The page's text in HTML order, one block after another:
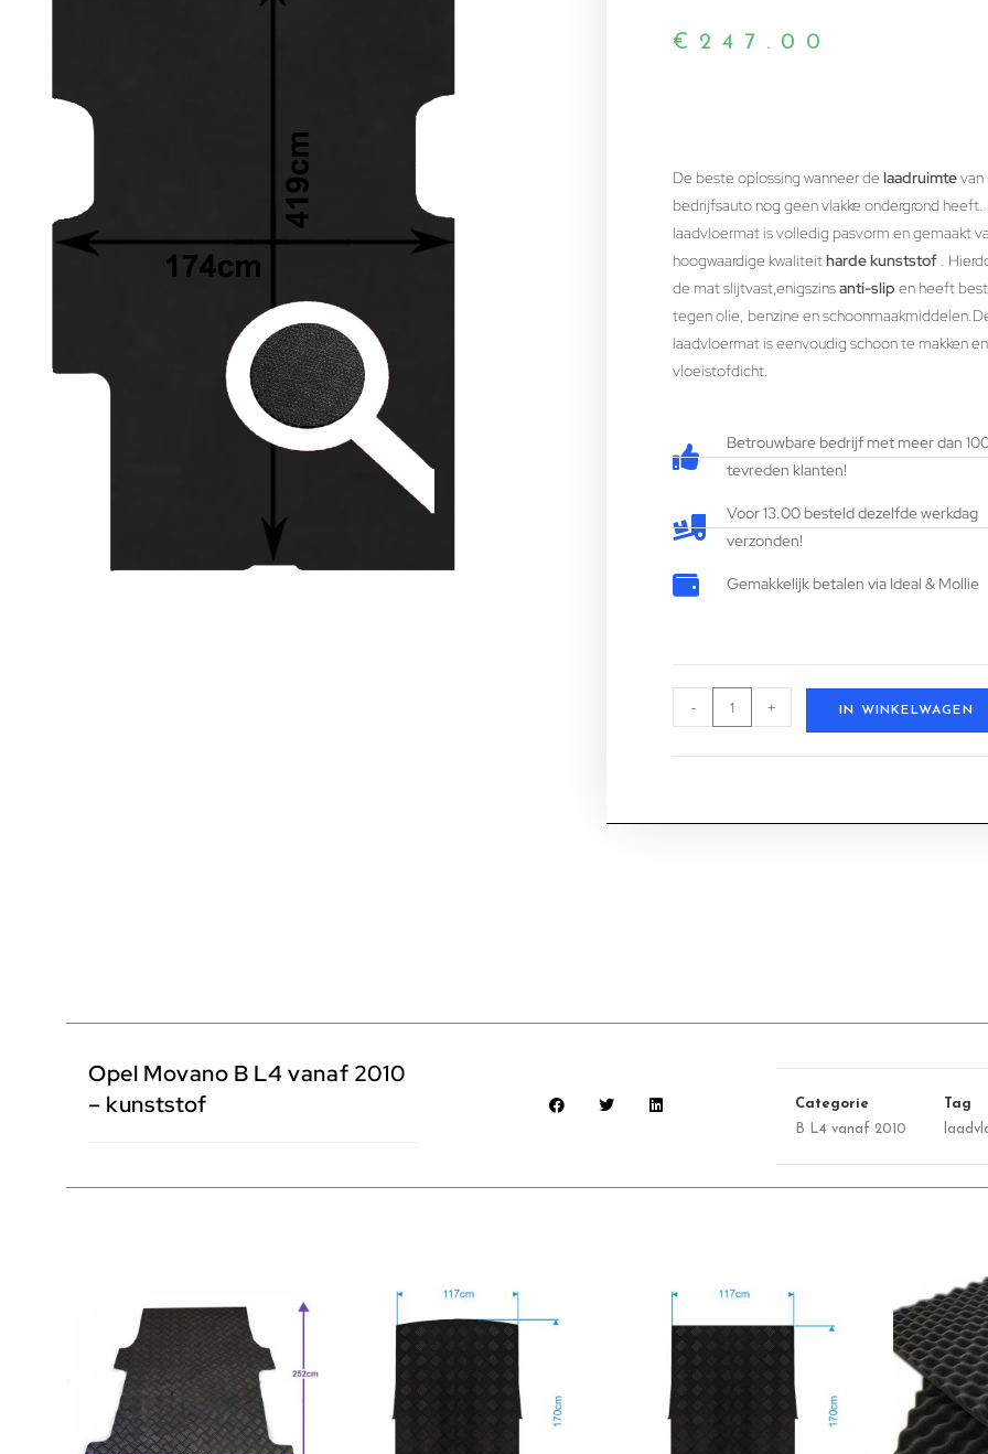
€ 247.00
De beste oplossing wanneer de laadruimtevan
bedrijfsauto nog geen vlakke ondergrond heeft.
laadvloermat is volledig pasvorm en gemaakt
hoogwaardige kwaliteitharde kunststof .
de mat slijtvast,enigszinsanti-slip en heeft
tegen olie, benzine en
laadvloermat is eenvoudig schoon te makken
vloeistofdicht.
Betrouwbare bedrijf met meer dan
tevreden klanten!
Voor 13.00 besteld dezelfde werkdag
verzonden!
Gemakkelijk betalen via Ideal & Mollie
- + IN WINKELWAGEN
Opel Movano B L4 vanaf 2010
– kunststof
Categorie
B L4 vanaf 2010
Tag